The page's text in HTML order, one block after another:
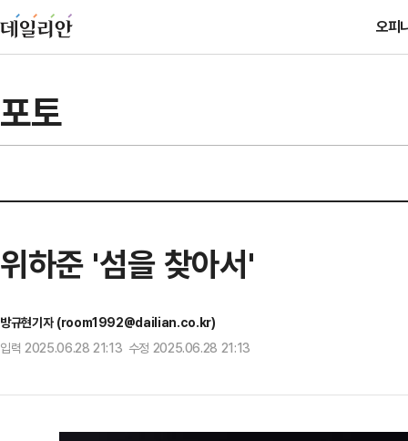
오피
포토
위하준 '섬을 찾아서'
방규현기자 (room1992@dailian.co.kr)
입력 2025.06.28 21:13 수정 2025.06.28 21:13